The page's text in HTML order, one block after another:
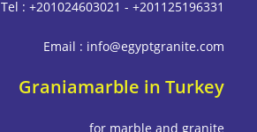
Tel : +201024603021 - +201125196331
Email : info@egyptgranite.com
Graniamarble in Turkey
for marble and granite